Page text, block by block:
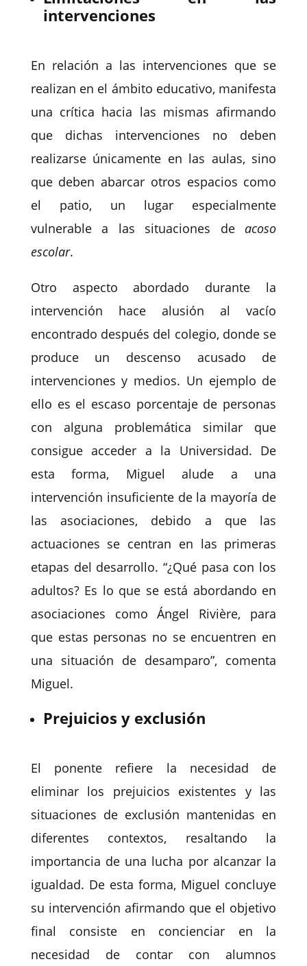
intervenciones
En relación a las intervenciones que se
realizan en el ámbito educativo, manifesta
una crítica hacia las mismas afirmando
que dichas intervenciones no deben
realizarse únicamente en las aulas, sino
que deben abarcar otros espacios como
el patio, un lugar especialmente
vulnerable a las situaciones deacoso
escolar.
Otro aspecto abordado durante la
intervención hace alusión al vacío
encontrado después del colegio, donde se
produce un descenso acusado de
intervenciones y medios. Un ejemplo de
ello es el escaso porcentaje de personas
con alguna problemática similar que
consigue acceder a la Universidad. De
esta forma, Miguel alude a una
intervención insuficiente de la mayoría de
las asociaciones, debido a que las
actuaciones se centran en las primeras
etapas del desarrollo. “¿Qué pasa con los
adultos? Es lo que se está abordando en
asociaciones como Ángel Rivière, para
que estas personas no se encuentren en
una situación de desamparo”, comenta
Miguel.
Prejuicios y exclusión
El ponente refiere la necesidad de
eliminar los prejuicios existentes y las
situaciones de exclusión mantenidas en
diferentes contextos, resaltando la
importancia de una lucha por alcanzar la
igualdad. De esta forma, Miguel concluye
su intervención afirmando que el objetivo
final consiste en concienciar en la
necesidad de contar con alumnos